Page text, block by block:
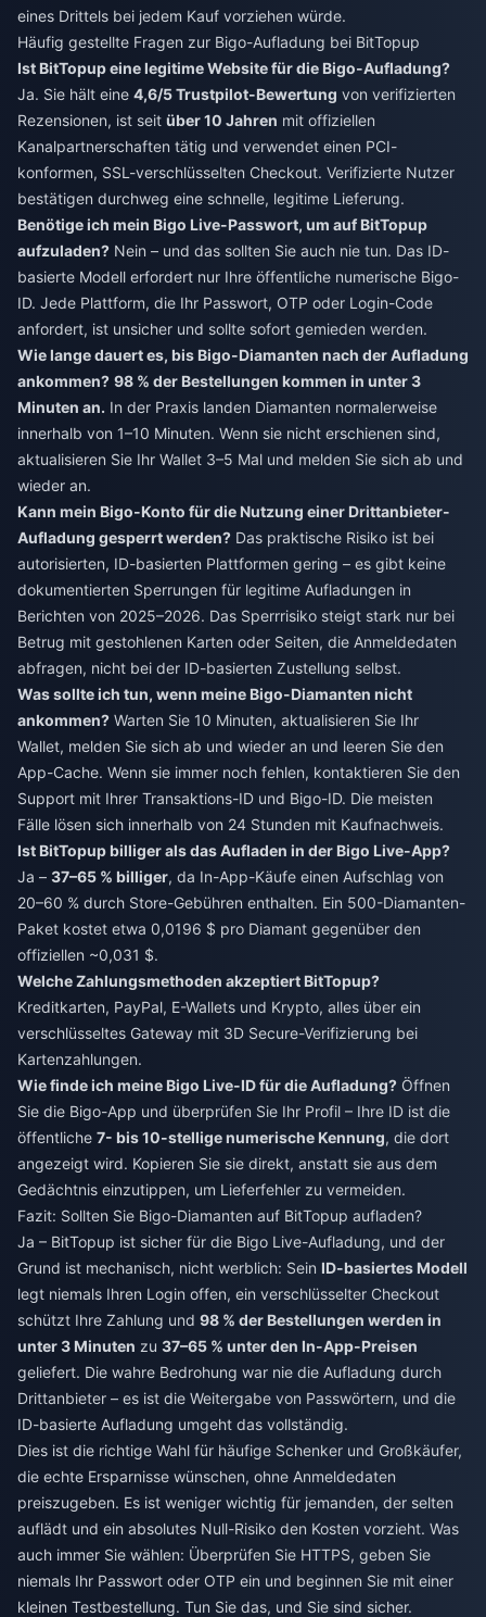
eines Drittels bei jedem Kauf vorziehen würde.
Häufig gestellte Fragen zur Bigo-Aufladung bei BitTopup
Ist BitTopup eine legitime Website für die Bigo-Aufladung?
Ja. Sie hält eine 4,6/5 Trustpilot-Bewertung von verifizierten
Rezensionen, ist seit über 10 Jahren mit offiziellen
Kanalpartnerschaften tätig und verwendet einen PCI-
konformen, SSL-verschlüsselten Checkout. Verifizierte Nutzer
bestätigen durchweg eine schnelle, legitime Lieferung.
Benötige ich mein Bigo Live-Passwort, um auf BitTopup
aufzuladen? Nein – und das sollten Sie auch nie tun. Das ID-
basierte Modell erfordert nur Ihre öffentliche numerische Bigo-
ID. Jede Plattform, die Ihr Passwort, OTP oder Login-Code
anfordert, ist unsicher und sollte sofort gemieden werden.
Wie lange dauert es, bis Bigo-Diamanten nach der Aufladung
ankommen? 98 % der Bestellungen kommen in unter 3
Minuten an. In der Praxis landen Diamanten normalerweise
innerhalb von 1–10 Minuten. Wenn sie nicht erschienen sind,
aktualisieren Sie Ihr Wallet 3–5 Mal und melden Sie sich ab und
wieder an.
Kann mein Bigo-Konto für die Nutzung einer Drittanbieter-
Aufladung gesperrt werden? Das praktische Risiko ist bei
autorisierten, ID-basierten Plattformen gering – es gibt keine
dokumentierten Sperrungen für legitime Aufladungen in
Berichten von 2025–2026. Das Sperrrisiko steigt stark nur bei
Betrug mit gestohlenen Karten oder Seiten, die Anmeldedaten
abfragen, nicht bei der ID-basierten Zustellung selbst.
Was sollte ich tun, wenn meine Bigo-Diamanten nicht
ankommen? Warten Sie 10 Minuten, aktualisieren Sie Ihr
Wallet, melden Sie sich ab und wieder an und leeren Sie den
App-Cache. Wenn sie immer noch fehlen, kontaktieren Sie den
Support mit Ihrer Transaktions-ID und Bigo-ID. Die meisten
Fälle lösen sich innerhalb von 24 Stunden mit Kaufnachweis.
Ist BitTopup billiger als das Aufladen in der Bigo Live-App?
Ja – 37–65 % billiger, da In-App-Käufe einen Aufschlag von
20–60 % durch Store-Gebühren enthalten. Ein 500-Diamanten-
Paket kostet etwa 0,0196 $ pro Diamant gegenüber den
offiziellen ~0,031 $.
Welche Zahlungsmethoden akzeptiert BitTopup?
Kreditkarten, PayPal, E-Wallets und Krypto, alles über ein
verschlüsseltes Gateway mit 3D Secure-Verifizierung bei
Kartenzahlungen.
Wie finde ich meine Bigo Live-ID für die Aufladung? Öffnen
Sie die Bigo-App und überprüfen Sie Ihr Profil – Ihre ID ist die
öffentliche 7- bis 10-stellige numerische Kennung, die dort
angezeigt wird. Kopieren Sie sie direkt, anstatt sie aus dem
Gedächtnis einzutippen, um Lieferfehler zu vermeiden.
Fazit: Sollten Sie Bigo-Diamanten auf BitTopup aufladen?
Ja – BitTopup ist sicher für die Bigo Live-Aufladung, und der
Grund ist mechanisch, nicht werblich: Sein ID-basiertes Modell
legt niemals Ihren Login offen, ein verschlüsselter Checkout
schützt Ihre Zahlung und 98 % der Bestellungen werden in
unter 3 Minuten zu 37–65 % unter den In-App-Preisen
geliefert. Die wahre Bedrohung war nie die Aufladung durch
Drittanbieter – es ist die Weitergabe von Passwörtern, und die
ID-basierte Aufladung umgeht das vollständig.
Dies ist die richtige Wahl für häufige Schenker und Großkäufer,
die echte Ersparnisse wünschen, ohne Anmeldedaten
preiszugeben. Es ist weniger wichtig für jemanden, der selten
auflädt und ein absolutes Null-Risiko den Kosten vorzieht. Was
auch immer Sie wählen: Überprüfen Sie HTTPS, geben Sie
niemals Ihr Passwort oder OTP ein und beginnen Sie mit einer
kleinen Testbestellung. Tun Sie das, und Sie sind sicher.